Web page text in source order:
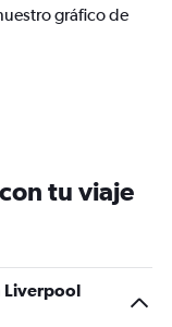
gráfico de
tu viaje
Liverpool